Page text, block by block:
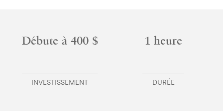
Débute à 400 $
INVESTISSEMENT
1 heure
DURÉE